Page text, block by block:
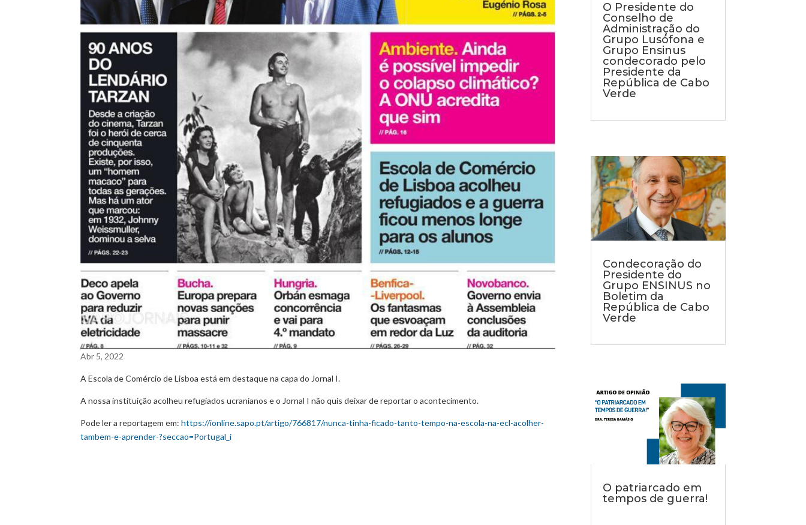
Abr 5, 2022
A Escola de Comércio de Lisboa está em destaque na capa do Jornal I.
A nossa instituição acolheu refugiados ucranianos e o Jornal I não quis deixar de reportar o acontecimento.
Pode ler a reportagem em:https://ionline.sapo.pt/artigo/766817/nunca-tinha-ficado-tanto-tempo-na-escola-na-ecl-acolher-
tambem-e-aprender-?seccao=Portugal_i
O Presidente do
Conselho de
Administração do
Grupo Lusófona e
Grupo Ensinus
condecorado pelo
Presidente da
República de Cabo
Verde
Condecoração do
Presidente do
Grupo ENSINUS no
Boletim da
República de Cabo
Verde
O patriarcado em
tempos de guerra!